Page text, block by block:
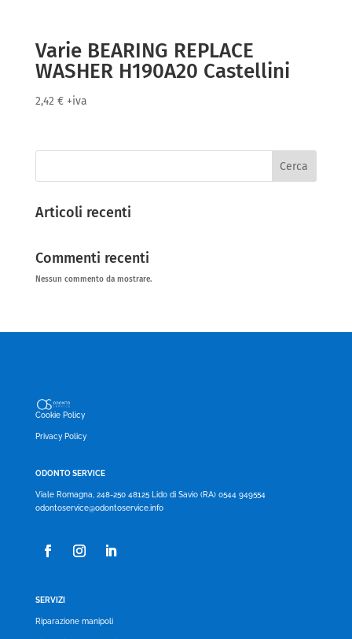
Varie BEARING REPLACE
WASHER H190A20 Castellini
2,42 € +iva
Cerca
Articoli recenti
Commenti recenti
Nessun commento da mostrare.
Cookie Policy
Privacy Policy
ODONTO SERVICE
Viale Romagna, 248-250 48125 Lido di Savio (RA) 0544 949554
odontoservice@odontoservice.info
SERVIZI
Riparazione manipoli